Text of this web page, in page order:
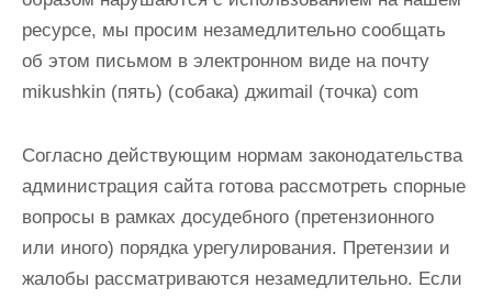
ресурсе, мы просим незамедлительно сообщать
об этом письмом в электронном виде на почту
mikushkin (пять) (собака) джиmail (точка) com
Согласно действующим нормам законодательства
администрация сайта готова рассмотреть спорные
вопросы в рамках досудебного (претензионного
или иного) порядка урегулирования. Претензии и
жалобы рассматриваются незамедлительно. Если